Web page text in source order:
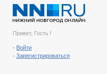
Привет, Гость !
- Войти
- Зарегистрироваться